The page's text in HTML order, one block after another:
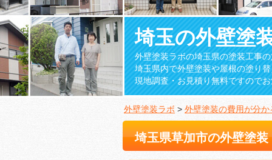
埼玉の外壁塗
外壁塗装ラボの埼玉県の塗装工事
埼玉県内で外壁塗装や屋根の塗り
現地調査・お見積り無料ですので
外壁塗装ラボ > 外壁塗装の費用が分
埼玉県草加市の外壁塗